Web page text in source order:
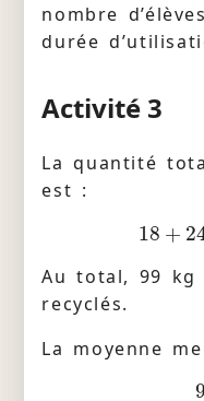
nombre
durée
Activité 3
La quantité
est :
18 +24
Au total, 99
recyclés.
La moyenne